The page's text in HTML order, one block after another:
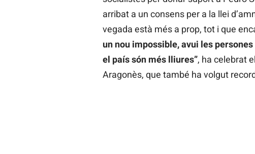
arribat a un consens per a la llei
vegada està més a prop, tot i que
un nou impossible, avui les
el país són més lliures”, ha celebrat
Aragonès, que també ha volgut